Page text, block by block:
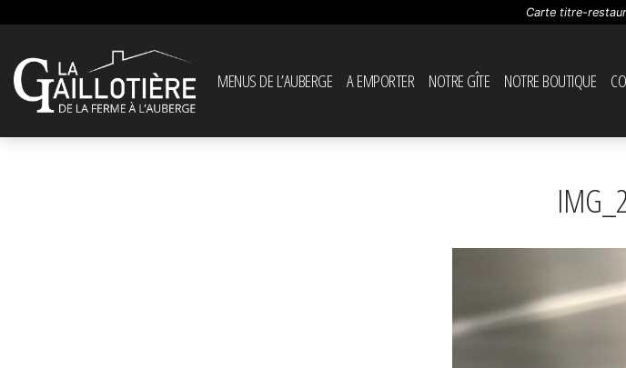
Carte titre-
MENUS DE L’AUBERGE A EMPORTER NOTRE GÎTE NOTRE BOUTIQUE